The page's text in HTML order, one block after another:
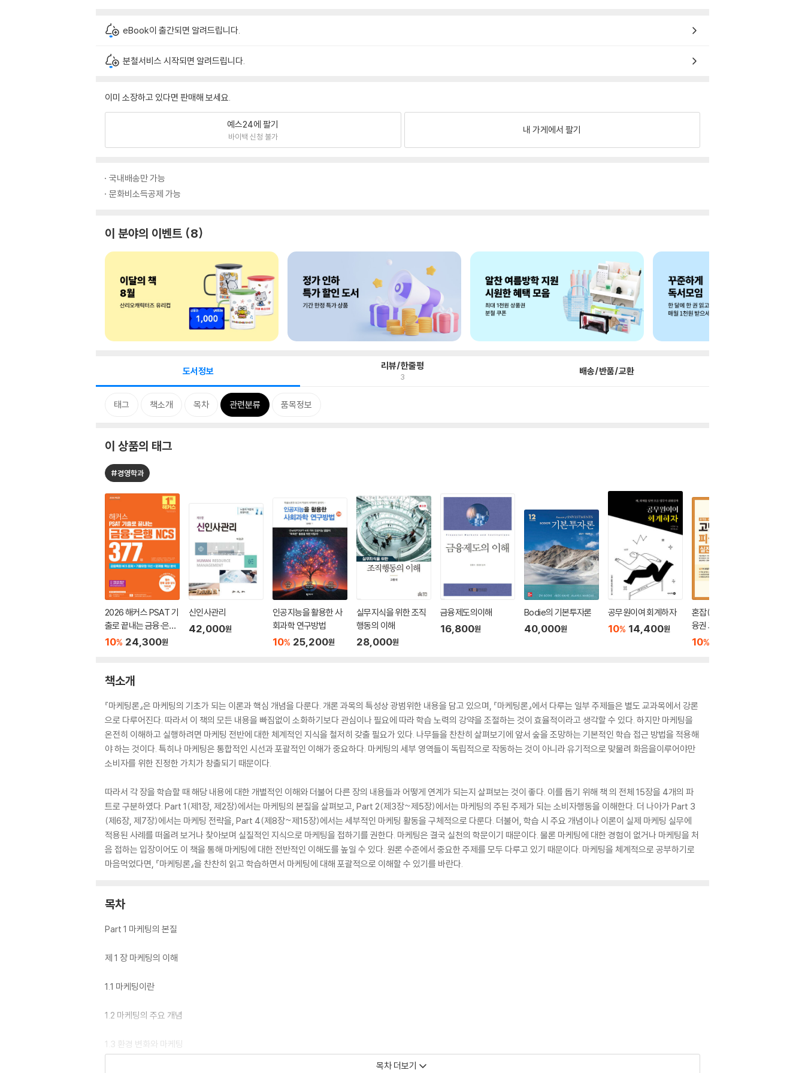
eBook이 출간되면 알려드립니다.
분철서비스 시작되면 알려드립니다.
이미 소장하고 있다면 판매해 보세요.
예스24에 팔기
바이백 신청 불가
내 가게에서 팔기
국내배송만 가능
문화비소득공제 가능
이 분야의 이벤트 8
도서정보 리뷰/한줄평
3 배송/반품/교환
태그 책소개 목차 관련분류 품목정보
이 상품의 태그
#경영학과
2026 해커스 PSAT 기
출로 끝내는 금융·은행
NCS 377제
10% 24,300원
신인사관리
42,000원
인공지능을 활용한 사
회과학 연구방법
10% 25,200원
실무지식을 위한 조직
행동의 이해
28,000원
금융제도의이해
16,800원
Bodie의 기본투자론
40,000원
공무원이여 회계하자
10% 14,400원
혼잡(JOB) 공기업·금
융권 고난도 NCS 피듈
형(PSAT형+모듈형)
10%
책소개
『마케팅론』은 마케팅의 기초가 되는 이론과 핵심 개념을 다룬다. 개론 과목의 특성상 광범위한 내용을 담고 있으며, 『마케팅론』에서 다루는 일부 주제들은 별도 교과목에서 강론
으로 다루어진다. 따라서 이 책의 모든 내용을 빠짐없이 소화하기보다 관심이나 필요에 따라 학습 노력의 강약을 조절하는 것이 효율적이라고 생각할 수 있다. 하지만 마케팅을
온전히 이해하고 실행하려면 마케팅 전반에 대한 체계적인 지식을 철저히 갖출 필요가 있다. 나무들을 찬찬히 살펴보기에 앞서 숲을 조망하는 기본적인 학습 접근 방법을 적용해
야 하는 것이다. 특히나 마케팅은 통합적인 시선과 포괄적인 이해가 중요하다. 마케팅의 세부 영역들이 독립적으로 작동하는 것이 아니라 유기적으로 맞물려 화음을이루어야만
소비자를 위한 진정한 가치가 창출되기 때문이다.
따라서 각 장을 학습할 때 해당 내용에 대한 개별적인 이해와 더불어 다른 장의 내용들과 어떻게 연계가 되는지 살펴보는 것이 좋다. 이를 돕기 위해 책 의 전체 15장을 4개의 파
트로 구분하였다. Part 1(제1장, 제2장)에서는 마케팅의 본질을 살펴보고, Part 2(제3장~제5장)에서는 마케팅의 주된 주제가 되는 소비자행동을 이해한다. 더 나아가 Part 3
(제6장, 제7장)에서는 마케팅 전략을, Part 4(제8장~제15장)에서는 세부적인 마케팅 활동을 구체적으로 다룬다. 더불어, 학습 시 주요 개념이나 이론이 실제 마케팅 실무에
적용된 사례를 떠올려 보거나 찾아보며 실질적인 지식으로 마케팅을 접하기를 권한다. 마케팅은 결국 실천의 학문이기 때문이다. 물론 마케팅에 대한 경험이 없거나 마케팅을 처
음 접하는 입장이어도 이 책을 통해 마케팅에 대한 전반적인 이해도를 높일 수 있다. 원론 수준에서 중요한 주제를 모두 다루고 있기 때문이다. 마케팅을 체계적으로 공부하기로
마음먹었다면, 『마케팅론』을 찬찬히 읽고 학습하면서 마케팅에 대해 포괄적으로 이해할 수 있기를 바란다.
목차
Part 1 마케팅의 본질
제 1 장 마케팅의 이해
1.1 마케팅이란
1.2 마케팅의 주요 개념
1.3 환경 변화와 마케팅
목차 더보기